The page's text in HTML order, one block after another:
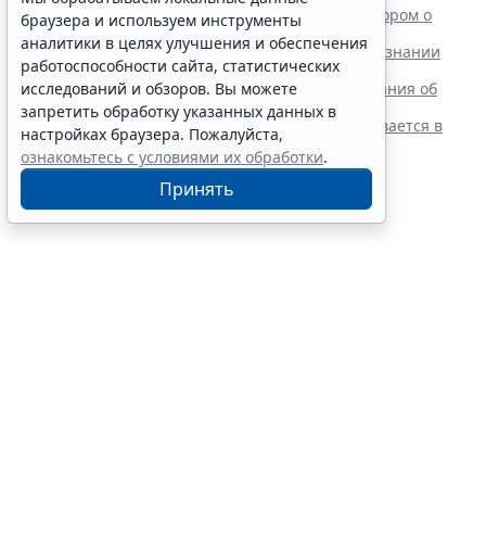
ВС РФ поддержал заявителя в споре с регистратором о
внесении записи в ЕГРЮЛ
Суд обязал заключить трудовой договор при признании
отказа в приеме незаконным
Резидентам РФ указали на нюансы информирования об
открытии счетов за границей
Обеспечительный платеж в рамках СПОТ учитывается в
расходах по УСН
браузера и используем инструменты
аналитики в целях улучшения и обеспечения
работоспособности сайта, статистических
исследований и обзоров. Вы можете
запретить обработку указанных данных в
настройках браузера. Пожалуйста,
ознакомьтесь с условиями их обработки.
Принять